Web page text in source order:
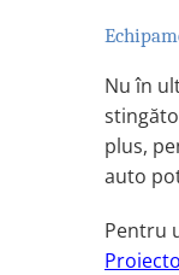
Protectii si pasaje
Reclame Luminoase
Electrice auto,
Borne si
Cabluri Auto
Cabluri Multifilare
Comutatoare si
Nu în
plus,
auto
Pentru